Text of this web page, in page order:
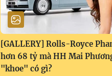
[GALLERY] Rolls-Royce
hơn 68 tỷ mà HH Mai
"khoe" có gì?